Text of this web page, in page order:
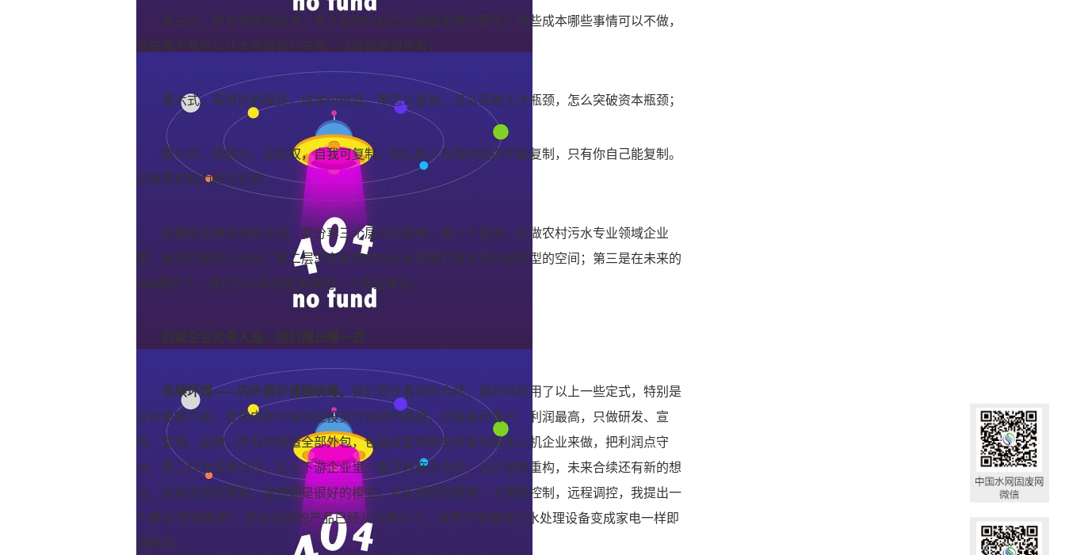
第五式，革命性降低成本，有了盈利以后怎么把成本降的更低？哪些成本哪些事情可以不做，
有些是不是可以让大家帮我们来做，这些都值得思考；
第六式，有很好的模式，成本也很低，那怎么复制，怎么突破人才瓶颈，怎么突破资本瓶颈；
第七式，控制力、定价权，自我可复制，但让别人在短时间内不能复制，只有你自己能复制。
这就是控制力和定价权；
根据商业模式创新七式，我分享三个层次的思考：第一个层次，在做农村污水专业领域企业
里，选择四家进行分析；第二层思考是农村污水治理模式有没有升级转型的空间；第三是在未来的
ppp模式下，我们怎么构建更有效的一个商业模式。
四家企业对号入座，他们擅长哪一式
合续环境——内外部价值链统筹。 我们现在看到的合续，很好地应用了以上一些定式，特别是
在价值链方面，合续内部价值链是投资价值链的高端，就是贴近客户、利润最高，只做研发、宣
传、营销、品牌，所有的制造全部外包，包括这套控制系统是包给无人机企业来做，把利润点守
住。第二作为设备公司，在上下游企业里一直寻找商业合作，让价值链重构，未来合续还有新的想
法，在其他省份落地，我想都是很好的模式。今天我特别要讲一下智能控制，远程调控，我提出一
个概念“即插即用”，现在合续的产品已经从2b到2c了，是否可是使得污水处理设备变成家电一样即
插即用。